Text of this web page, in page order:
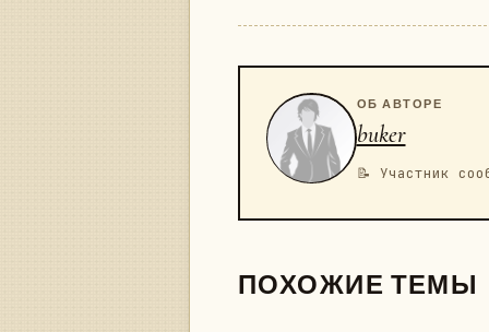
ОБ АВТОРЕ
buker
📝 Участник
ПОХОЖИЕ ТЕМЫ